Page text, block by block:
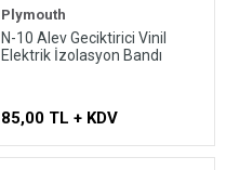
Plymouth
N-10 Alev Geciktirici Vinil
Elektrik İzolasyon Bandı
85,00 TL + KDV